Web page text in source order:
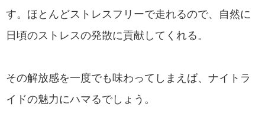
す。ほとんどストレスフリーで走れるので、自然に
日頃のストレスの発散に貢献してくれる。
その解放感を一度でも味わってしまえば、ナイトラ
イドの魅力にハマるでしょう。